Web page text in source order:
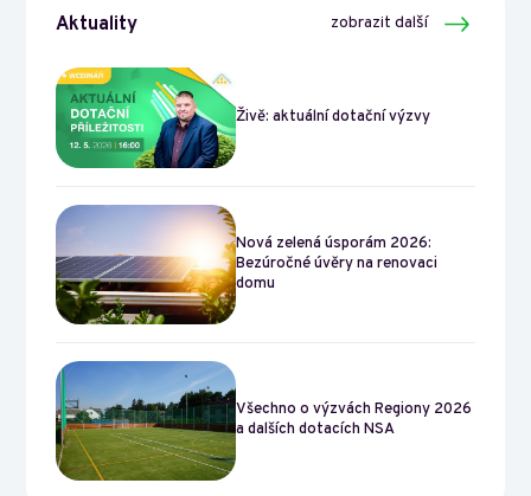
Aktuality zobrazit další
Živě: aktuální dotační výzvy
Nová zelená úsporám 2026:
Bezúročné úvěry na renovaci
domu
Všechno o výzvách Regiony 2026
a dalších dotacích NSA